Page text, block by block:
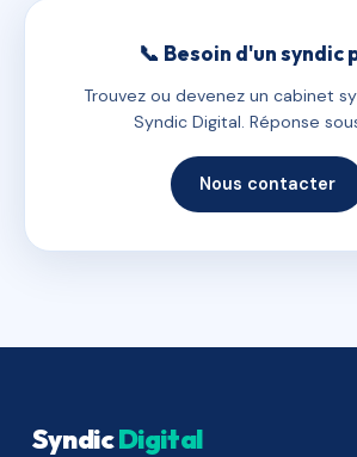
📞 Besoin d'un syndic
Trouvez ou devenez un cabinet
Syndic Digital. Réponse
Nous contacter
SyndicDigital